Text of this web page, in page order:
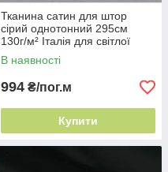
Тканина сатин для штор
сірий однотонний 295см
130г/м² Італія для світлої
кімнати
В наявності
994 ₴/пог.м
Купити